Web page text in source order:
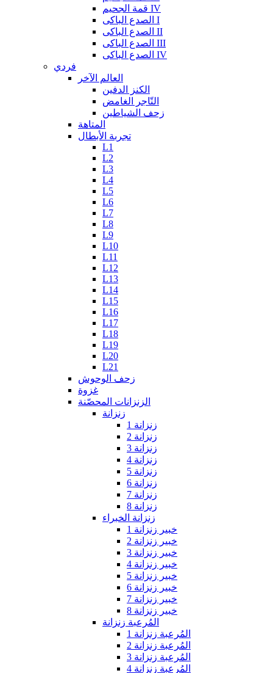
قمة الجحيم IV
الصدع الباكى I
الصدع الباكى II
الصدع الباكى III
الصدع الباكى IV
فردي
العالم الآخر
الكنز الدفين
التّاجر الغامض
زحف الشياطين
المتاهة
تجربة الأبطال
L1
L2
L3
L4
L5
L6
L7
L8
L9
L10
L11
L12
L13
L14
L15
L16
L17
L18
L19
L20
L21
زحف الوحوش
غزوة
الزنزانات المحصّنة
زنزانة
زنزانة 1
زنزانة 2
زنزانة 3
زنزانة 4
زنزانة 5
زنزانة 6
زنزانة 7
زنزانة 8
زنزانة الخبراء
خبير زنزانة 1
خبير زنزانة 2
خبير زنزانة 3
خبير زنزانة 4
خبير زنزانة 5
خبير زنزانة 6
خبير زنزانة 7
خبير زنزانة 8
المُرعبة زنزانة
المُرعبة زنزانة 1
المُرعبة زنزانة 2
المُرعبة زنزانة 3
المُرعبة زنزانة 4